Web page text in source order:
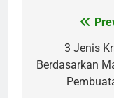
navigation
3 Jenis
Berdasarkan